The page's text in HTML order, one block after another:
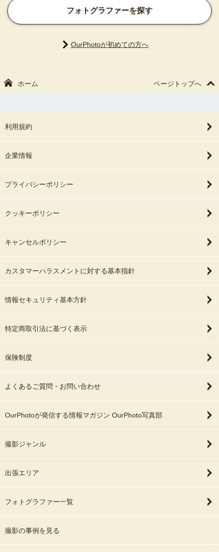
フォトグラファーを探す
OurPhotoが初めての方へ
ホーム ページトップへ
利用規約
企業情報
プライバシーポリシー
クッキーポリシー
キャンセルポリシー
カスタマーハラスメントに対する基本指針
情報セキュリティ基本方針
特定商取引法に基づく表示
保険制度
よくあるご質問・お問い合わせ
OurPhotoが発信する情報マガジン OurPhoto写真部
撮影ジャンル
出張エリア
フォトグラファー一覧
撮影の事例を見る